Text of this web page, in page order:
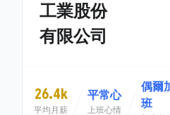
工業股份
有限公司
26.4k
平均月薪
平常心
上班心情
偶爾
班